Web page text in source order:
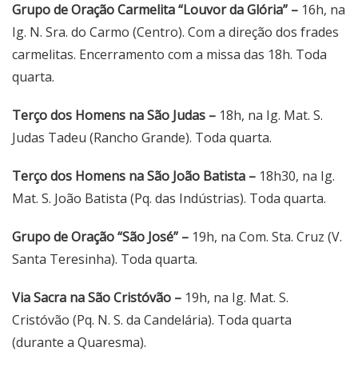
Grupo de Oração Carmelita “Louvor da Glória” – 16h, na
Ig. N. Sra. do Carmo (Centro). Com a direção dos frades
carmelitas. Encerramento com a missa das 18h. Toda
quarta.
Terço dos Homens na São Judas – 18h, na Ig. Mat. S.
Judas Tadeu (Rancho Grande). Toda quarta.
Terço dos Homens na São João Batista – 18h30, na Ig.
Mat. S. João Batista (Pq. das Indústrias). Toda quarta.
Grupo de Oração “São José” – 19h, na Com. Sta. Cruz (V.
Santa Teresinha). Toda quarta.
Via Sacra na São Cristóvão – 19h, na Ig. Mat. S.
Cristóvão (Pq. N. S. da Candelária). Toda quarta
(durante a Quaresma).